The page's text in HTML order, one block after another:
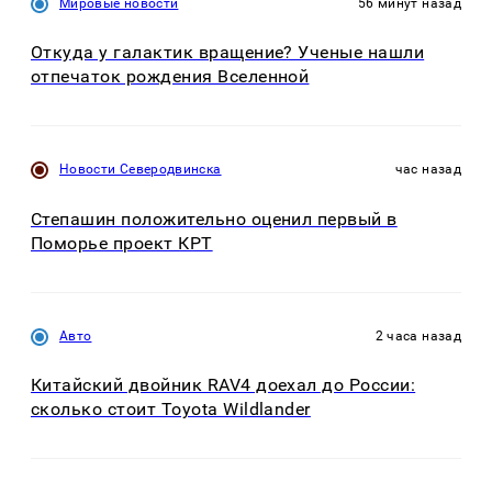
Мировые новости 56 минут назад
Откуда у галактик вращение? Ученые нашли
отпечаток рождения Вселенной
Новости Северодвинска час назад
Степашин положительно оценил первый в
Поморье проект КРТ
Авто 2 часа назад
Китайский двойник RAV4 доехал до России:
сколько стоит Toyota Wildlander